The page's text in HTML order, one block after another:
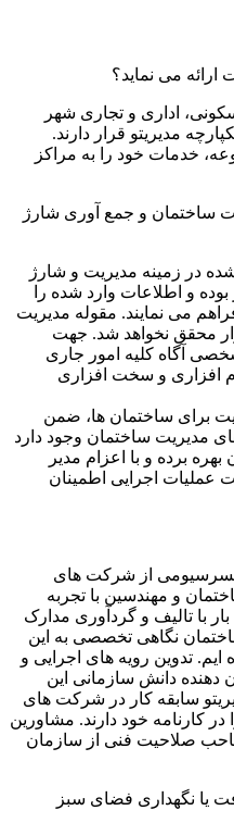
ارائه می نماید؟
اداری و تجاری شهر
مدیریتو قرار دارند.
خدمات خود را به مراکز
ساختمان و جمع آوری شارژ
در زمینه مدیریت و شارژ
بوده و اطلاعات وارد شده را
می نمایند. مقوله مدیریت
محقق نخواهد شد. جهت
آگاه کلیه امور جاری
افزاری و سخت افزاری
برای ساختمان ها، ضمن
مدیریت ساختمان وجود دارد
برده و با اعزام مدیر
عملیات اجرایی اطمینان
کنسرسیومی از شرکت های
و مهندسین با تجربه
با تالیف و گردآوری مدارک
نگاهی تخصصی به این
ایم. تدوین رویه های اجرایی و
دانش سازمانی این
سابقه کار در شرکت های
در کارنامه خود دارند. مشاورین
صلاحیت فنی از سازمان
یا نگهداری فضای سبز